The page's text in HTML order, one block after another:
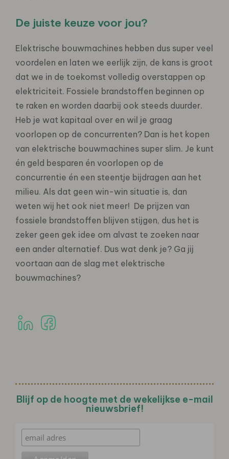
De juiste keuze voor jou?
Elektrische bouwmachines hebben dus super veel
voordelen en laten we eerlijk zijn, de kans is groot
dat we in de toekomst volledig overstappen op
elektriciteit. Fossiele brandstoffen beginnen op
te raken en worden daarbij ook steeds duurder.
Heb je wat kapitaal over en wil je graag
voorlopen op de concurrenten? Dan is het kopen
van elektrische bouwmachines super slim. Je kunt
én geld besparen én voorlopen op de
concurrentie én een steentje bijdragen aan het
milieu. Als dat geen win-win situatie is, dan
weten wij het ook niet meer! De prijzen van
fossiele brandstoffen blijven stijgen, dus het is
zeker geen gek idee om alvast te zoeken naar
een ander alternatief. Dus wat denk je? Ga jij
voortaan aan de slag met elektrische
bouwmachines?
Blijf op de hoogte met de wekelijkse e-mail
nieuwsbrief!